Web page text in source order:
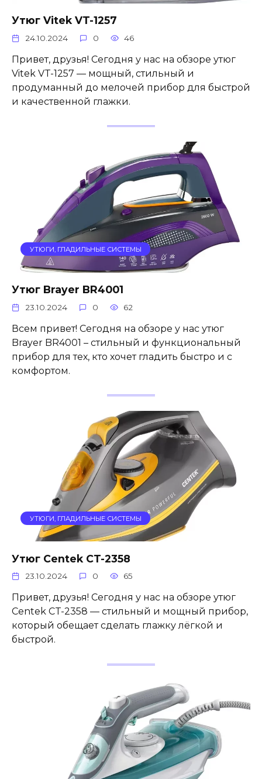
Утюг Vitek VT-1257
24.10.2024 0 46
Привет, друзья! Сегодня у нас на обзоре утюг
Vitek VT-1257 — мощный, стильный и
продуманный до мелочей прибор для быстрой
и качественной глажки.
УТЮГИ, ГЛАДИЛЬНЫЕ СИСТЕМЫ
Утюг Brayer BR4001
23.10.2024 0 62
Всем привет! Сегодня на обзоре у нас утюг
Brayer BR4001 – стильный и функциональный
прибор для тех, кто хочет гладить быстро и с
комфортом.
УТЮГИ, ГЛАДИЛЬНЫЕ СИСТЕМЫ
Утюг Centek CT-2358
23.10.2024 0 65
Привет, друзья! Сегодня у нас на обзоре утюг
Centek CT-2358 — стильный и мощный прибор,
который обещает сделать глажку лёгкой и
быстрой.